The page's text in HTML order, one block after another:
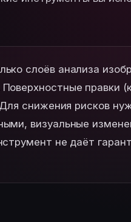
слоёв анализа
правки
снижения рисков
визуальные
не даёт